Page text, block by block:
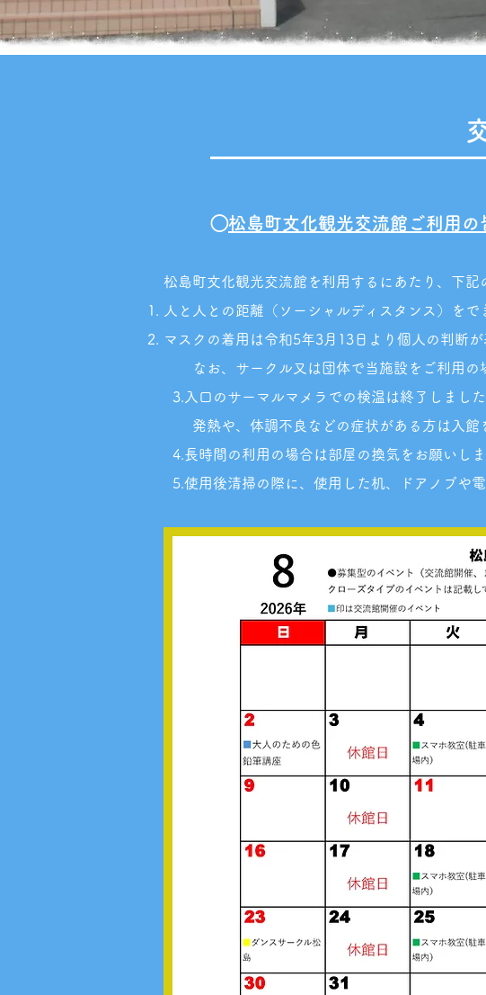
◯松島町文化観光交流館ご利用の
松島町文化観光交流館を利用するにあたり、下記
人と人との距離（ソーシ
マスクの着用は令和5年3月13日より個人の判断
なお、サークル又は団体で当施設をご利用の
3.入口のサーマルマメラでの検温は終了しました
発熱や、体調不良などの症状がある方は入館
4.長時間の利用の場合は部屋の換気をお願いし
5.使用後清掃の際に、使用した机、ドアノブや